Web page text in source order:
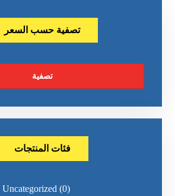
تصفية حسب السعر
تصفية
فئات المنتجات
Uncategorized (0)